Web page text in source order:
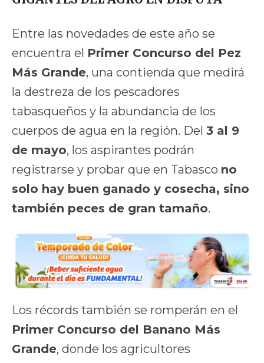
Entre las novedades de este año se
encuentra el Primer Concurso del Pez
Más Grande, una contienda que medirá
la destreza de los pescadores
tabasqueños y la abundancia de los
cuerpos de agua en la región. Del 3 al 9
de mayo, los aspirantes podrán
registrarse y probar que en Tabasco no
solo hay buen ganado y cosecha, sino
también peces de gran tamaño.
Los récords también se romperán en el
Primer Concurso del Banano Más
Grande, donde los agricultores